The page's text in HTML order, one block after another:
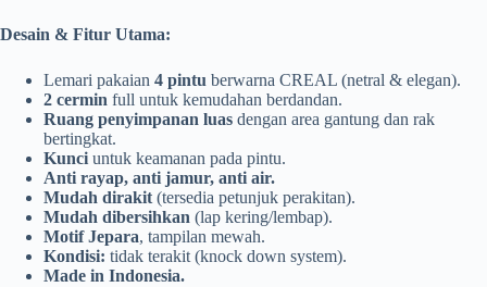
Desain & Fitur Utama:
Lemari pakaian 4 pintu berwarna CREAL (netral & elegan).
2 cermin full untuk kemudahan berdandan.
Ruang penyimpanan luas dengan area gantung dan rak
bertingkat.
Kunci untuk keamanan pada pintu.
Anti rayap, anti jamur, anti air.
Mudah dirakit (tersedia petunjuk perakitan).
Mudah dibersihkan (lap kering/lembap).
Motif Jepara, tampilan mewah.
Kondisi: tidak terakit (knock down system).
Made in Indonesia.